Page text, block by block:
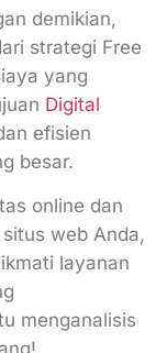
demikian,
strategi Free
yang
Digital
efisien
besar.
online dan
web Anda,
layanan
menganalisis